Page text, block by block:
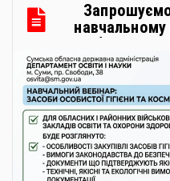
навчальному
особистої
засоби у
сформувати
безпечну і